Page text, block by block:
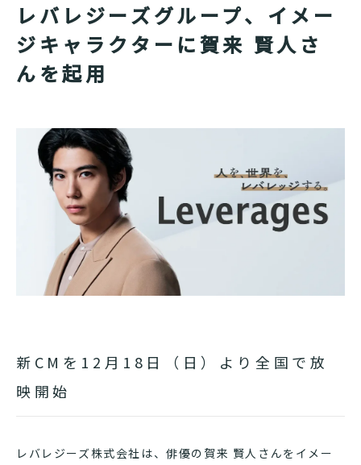
レバレジーズグループ、イメー
ジキャラクターに賀来 賢人さ
んを起用
新CMを12月18日（日）より全国で放
映開始
レバレジーズ株式会社は、俳優の賀来 賢人さんをイメー